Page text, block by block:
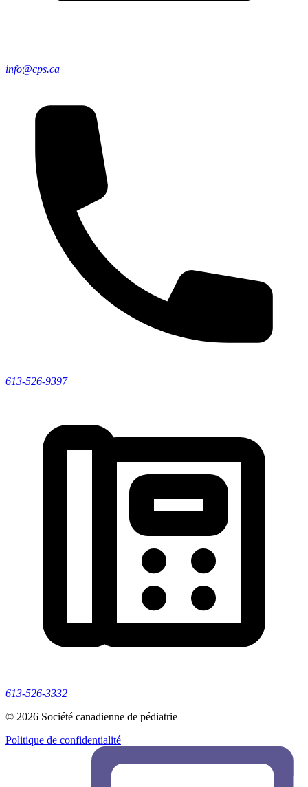
info@cps.ca
613-526-9397
613-526-3332
© 2026 Société canadienne de pédiatrie
Politique de confidentialité